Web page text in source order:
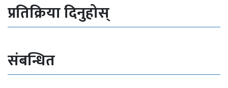
प्रतिक्रिया दिनुहोस्
संबन्धित